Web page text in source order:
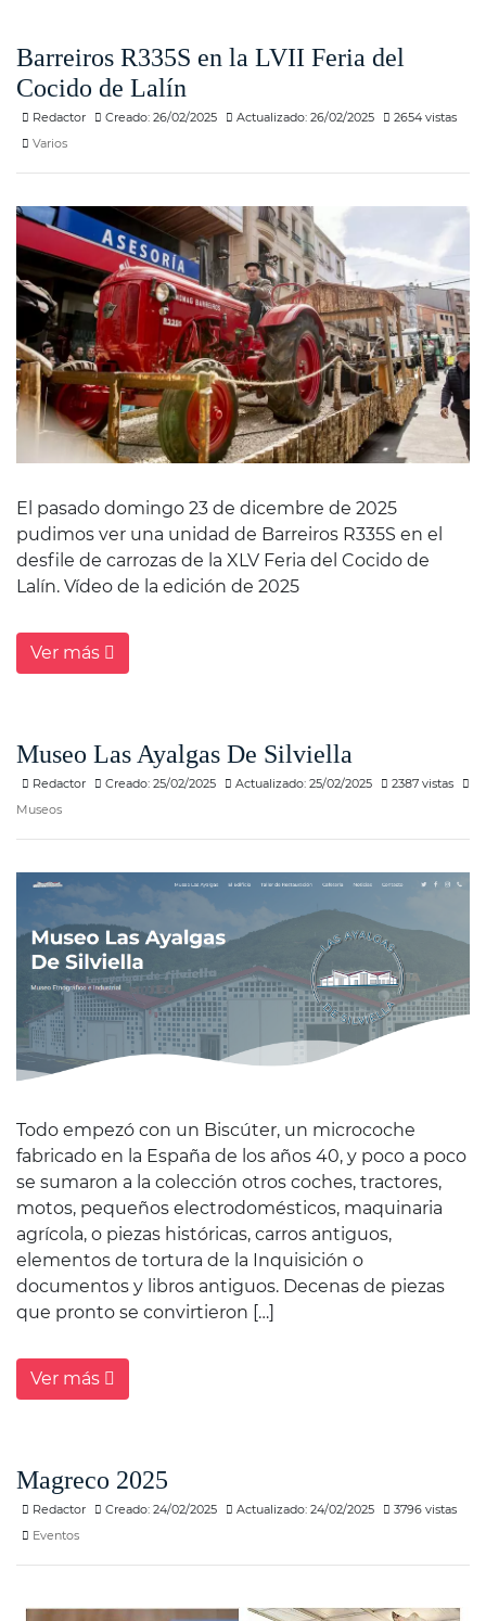
Barreiros R335S en la LVII Feria del
Cocido de Lalín
Redactor Creado: 26/02/2025 Actualizado: 26/02/2025
2654 vistas
Varios
El pasado domingo 23 de dicembre de 2025
pudimos ver una unidad de Barreiros R335S en el
desfile de carrozas de la XLV Feria del Cocido de
Lalín. Vídeo de la edición de 2025
Ver más
Museo Las Ayalgas De Silviella
Redactor Creado: 25/02/2025 Actualizado: 25/02/2025
2387 vistas
Museos
Todo empezó con un Biscúter, un microcoche
fabricado en la España de los años 40, y poco a poco
se sumaron a la colección otros coches, tractores,
motos, pequeños electrodomésticos, maquinaria
agrícola, o piezas históricas, carros antiguos,
elementos de tortura de la Inquisición o
documentos y libros antiguos. Decenas de piezas
que pronto se convirtieron […]
Ver más
Magreco 2025
Redactor Creado: 24/02/2025 Actualizado: 24/02/2025
3796 vistas
Eventos